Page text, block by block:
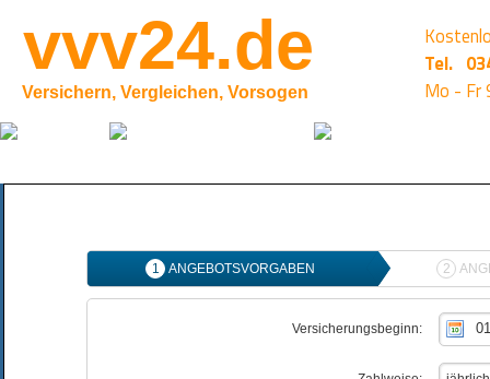
vvv24.de
Versichern, Vergleichen, Vorsogen
Tel.
Mo - Fr
Haftpflicht